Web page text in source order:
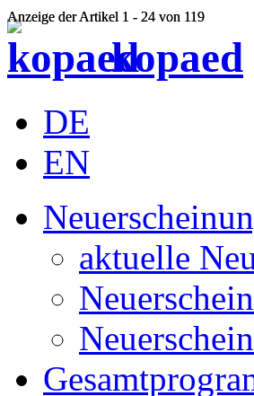
kopaed
DE
EN
aktuelle
Anzeige der Artikel 1 - 24 von 119
Anzeige der Artikel 1 - 24 von 119